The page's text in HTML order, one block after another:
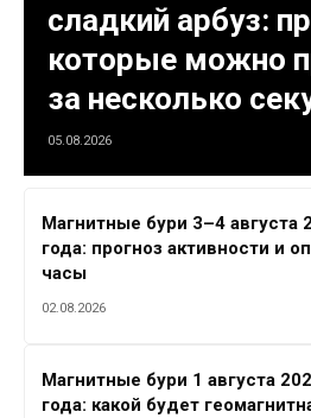
сладкий арбуз:
которые можно
за несколько
05.08.2026
Магнитные бури 3–4 августа
года: прогноз активности и
часы
02.08.2026
Магнитные бури 1 августа
года: какой будет